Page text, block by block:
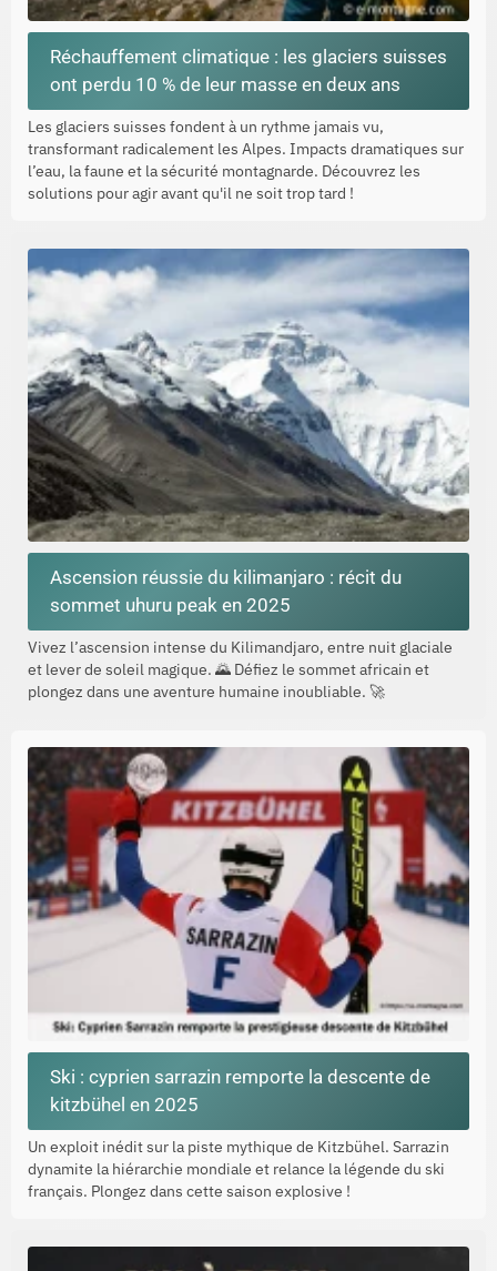
Réchauffement climatique : les glaciers suisses
ont perdu 10 % de leur masse en deux ans
Les glaciers suisses fondent à un rythme jamais vu,
transformant radicalement les Alpes. Impacts dramatiques sur
l’eau, la faune et la sécurité montagnarde. Découvrez les
solutions pour agir avant qu'il ne soit trop tard !
Ascension réussie du kilimanjaro : récit du
sommet uhuru peak en 2025
Vivez l’ascension intense du Kilimandjaro, entre nuit glaciale
et lever de soleil magique. 🌄 Défiez le sommet africain et
plongez dans une aventure humaine inoubliable. 🚀
Ski : cyprien sarrazin remporte la descente de
kitzbühel en 2025
Un exploit inédit sur la piste mythique de Kitzbühel. Sarrazin
dynamite la hiérarchie mondiale et relance la légende du ski
français. Plongez dans cette saison explosive !